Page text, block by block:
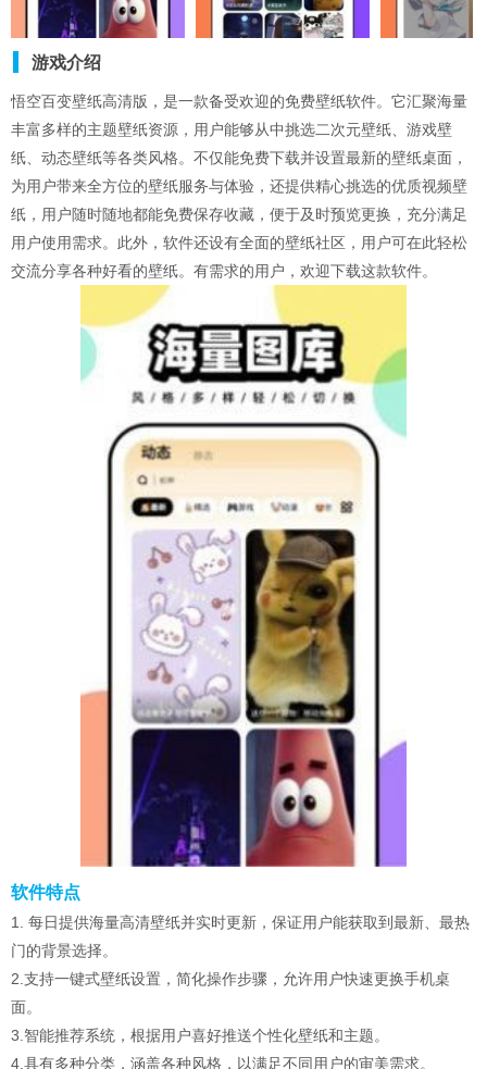
游戏介绍
悟空百变壁纸高清版，是一款备受欢迎的免费壁纸软件。它汇聚海量
丰富多样的主题壁纸资源，用户能够从中挑选二次元壁纸、游戏壁
纸、动态壁纸等各类风格。不仅能免费下载并设置最新的壁纸桌面，
为用户带来全方位的壁纸服务与体验，还提供精心挑选的优质视频壁
纸，用户随时随地都能免费保存收藏，便于及时预览更换，充分满足
用户使用需求。此外，软件还设有全面的壁纸社区，用户可在此轻松
交流分享各种好看的壁纸。有需求的用户，欢迎下载这款软件。
软件特点
1. 每日提供海量高清壁纸并实时更新，保证用户能获取到最新、最热
门的背景选择。
2.支持一键式壁纸设置，简化操作步骤，允许用户快速更换手机桌
面。
3.智能推荐系统，根据用户喜好推送个性化壁纸和主题。
4.具有多种分类，涵盖各种风格，以满足不同用户的审美需求。